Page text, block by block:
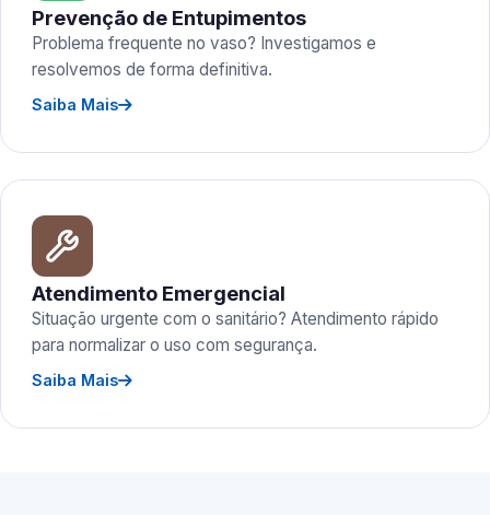
Prevenção de Entupimentos
Problema frequente no vaso? Investigamos e
resolvemos de forma definitiva.
Saiba Mais
Atendimento Emergencial
Situação urgente com o sanitário? Atendimento rápido
para normalizar o uso com segurança.
Saiba Mais